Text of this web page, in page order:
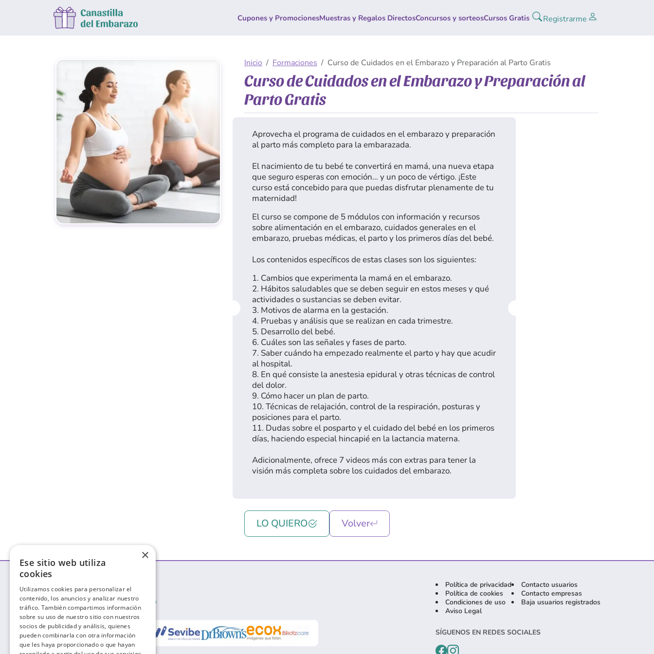
Cupones y PromocionesMuestras y Regalos DirectosConcursos y sorteosCursos Gratis Registrarme
Inicio Formaciones Curso de Cuidados en el Embarazo y Preparación al Parto Gratis
Curso de Cuidados en el Embarazo y Preparación al
Parto Gratis
Aprovecha el programa de cuidados en el embarazo y preparación
al parto más completo para la embarazada.
El nacimiento de tu bebé te convertirá en mamá, una nueva etapa
que seguro esperas con emoción… y un poco de vértigo. ¡Este
curso está concebido para que puedas disfrutar plenamente de tu
maternidad!
El curso se compone de 5 módulos con información y recursos
sobre alimentación en el embarazo, cuidados generales en el
embarazo, pruebas médicas, el parto y los primeros días del bebé.
Los contenidos específicos de estas clases son los siguientes:
1. Cambios que experimenta la mamá en el embarazo.
2. Hábitos saludables que se deben seguir en estos meses y qué
actividades o sustancias se deben evitar.
3. Motivos de alarma en la gestación.
4. Pruebas y análisis que se realizan en cada trimestre.
5. Desarrollo del bebé.
6. Cuáles son las señales y fases de parto.
7. Saber cuándo ha empezado realmente el parto y hay que acudir
al hospital.
8. En qué consiste la anestesia epidural y otras técnicas de control
del dolor.
9. Cómo hacer un plan de parto.
10. Técnicas de relajación, control de la respiración, posturas y
posiciones para el parto.
11. Dudas sobre el posparto y el cuidado del bebé en los primeros
días, haciendo especial hincapié en la lactancia materna.
Adicionalmente, ofrece 7 videos más con extras para tener la
visión más completa sobre los cuidados del embarazo.
LO QUIERO Volver
Conoce a nuestros colaboradores:
Política de privacidad
Política de cookies
Condiciones de uso
Aviso Legal
Contacto usuarios
Contacto empresas
Baja usuarios registrados
SÍGUENOS EN REDES SOCIALES
×
Ese sitio web utiliza
cookies
Utilizamos cookies para personalizar el
contenido, los anuncios y analizar nuestro
tráfico. También compartimos información
sobre su uso de nuestro sitio con nuestros
socios de publicidad y análisis, quienes
pueden combinarla con otra información
que les haya proporcionado o que hayan